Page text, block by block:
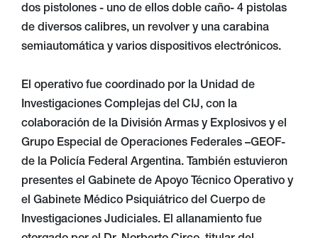
dos pistolones - uno de ellos doble caño- 4 pistolas
de diversos calibres, un revolver y una carabina
semiautomática y varios dispositivos electrónicos.
El operativo fue coordinado por la Unidad de
Investigaciones Complejas del CIJ, con la
colaboración de la División Armas y Explosivos y el
Grupo Especial de Operaciones Federales –GEOF-
de la Policía Federal Argentina. También estuvieron
presentes el Gabinete de Apoyo Técnico Operativo y
el Gabinete Médico Psiquiátrico del Cuerpo de
Investigaciones Judiciales. El allanamiento fue